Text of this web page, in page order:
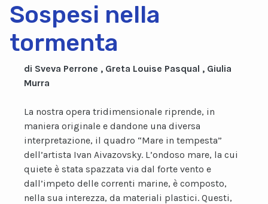
Sospesi nella
tormenta
di Sveva Perrone , Greta Louise Pasqual , Giulia
Murra
La nostra opera tridimensionale riprende, in
maniera originale e dandone una diversa
interpretazione, il quadro “Mare in tempesta”
dell’artista Ivan Aivazovsky. L’ondoso mare, la cui
quiete è stata spazzata via dal forte vento e
dall’impeto delle correnti marine, è composto,
nella sua interezza, da materiali plastici. Questi,